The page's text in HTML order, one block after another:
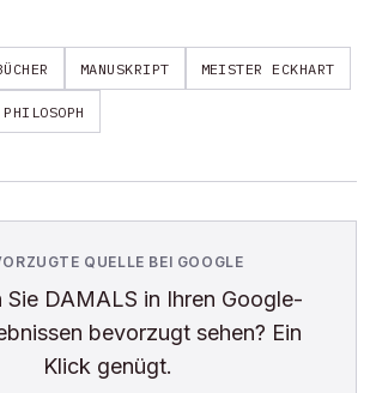
MANUSKRIPT MEISTER ECKHART
PHILOSOPH
QUELLE BEI GOOGLE
Sie DAMALS in Ihren Google-
bevorzugt sehen? Ein
Klick genügt.